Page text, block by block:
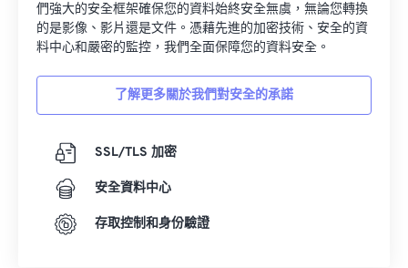
們強大的安全框架確保您的資料始終安全無虞，無論您轉換
的是影像、影片還是文件。憑藉先進的加密技術、安全的資
料中心和嚴密的監控，我們全面保障您的資料安全。
了解更多關於我們對安全的承諾
SSL/TLS 加密
安全資料中心
存取控制和身份驗證